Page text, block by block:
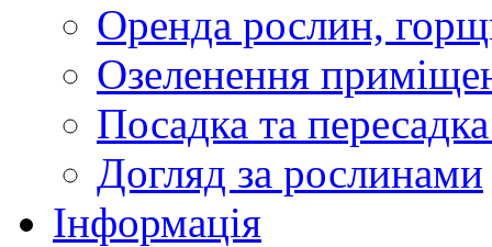
Оренда рослин,
Озеленення
Посадка та
Догляд за рослинами
Інформація